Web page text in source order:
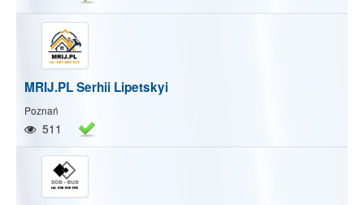
MRIJ.PL Serhii Lipetskyi
Poznań
511